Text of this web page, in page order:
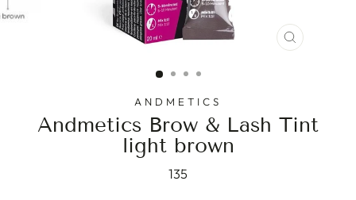
STENG
ANDMETICS
Andmetics Brow & Lash Tint
light brown
135